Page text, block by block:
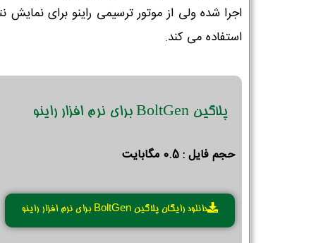
اجرا شده ولی از موتور ترسیمی راینو برای نمایش
استفاده می کند.
پلاگین BoltGen برای نرم افزار راینو
حجم فایل : 0.5 مگابایت
دانلود رایگان پلاگین BoltGen برای نرم افزار راینو